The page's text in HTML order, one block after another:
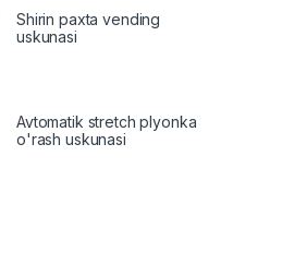
Shirin paxta vending
uskunasi
Avtomatik stretch plyonka
o'rash uskunasi